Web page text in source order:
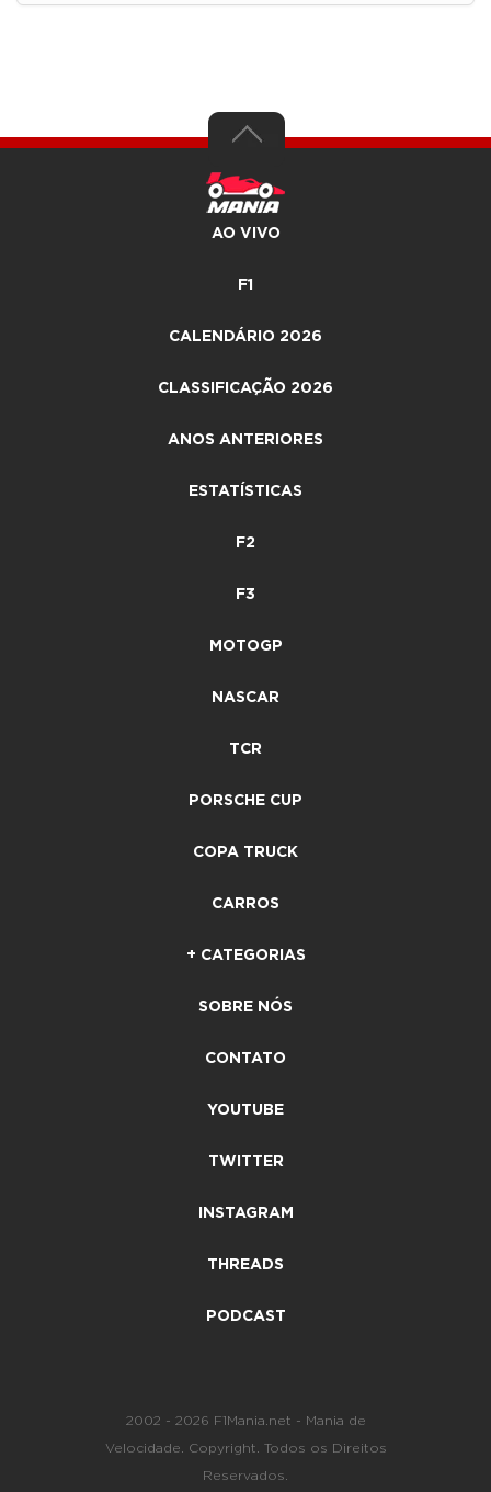
AO VIVO
F1
CALENDÁRIO 2026
CLASSIFICAÇÃO 2026
ANOS ANTERIORES
ESTATÍSTICAS
F2
F3
MOTOGP
NASCAR
TCR
PORSCHE CUP
COPA TRUCK
CARROS
+ CATEGORIAS
SOBRE NÓS
CONTATO
YOUTUBE
TWITTER
INSTAGRAM
THREADS
PODCAST
2002 - 2026 F1Mania.net - Mania de
Velocidade. Copyright. Todos os Direitos
Reservados.